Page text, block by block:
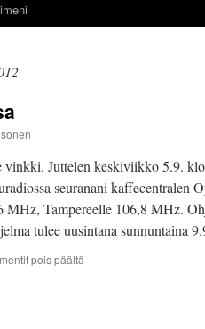
Juttelen keskiviikko 5.9.
seuranani kaffecentralen
MHz, Tampereelle 106,8 MHz.
tulee uusintana sunnuntaina
pois päältä